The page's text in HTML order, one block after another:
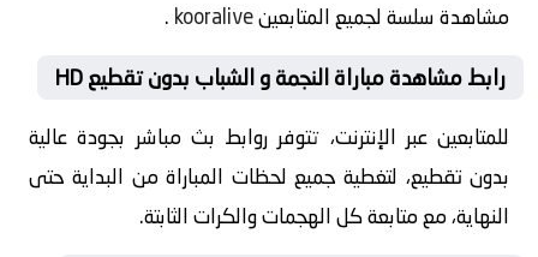
مشاهدة سلسة لجميع المتابعينkooralive
.
رابط مشاهدة مباراة النجمة و الشباب بدون تقطيع HD
للمتابعين عبر الإنترنت، تتوفر روابط بث مباشر بجودة عالية
بدون تقطيع، لتغطية جميع لحظات المباراة من البداية حتى
النهاية، مع متابعة كل الهجمات والكرات الثابتة.